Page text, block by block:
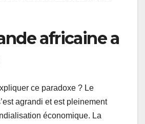
africaine a
ce paradoxe ? Le
agrandi et est pleinement
économique. La